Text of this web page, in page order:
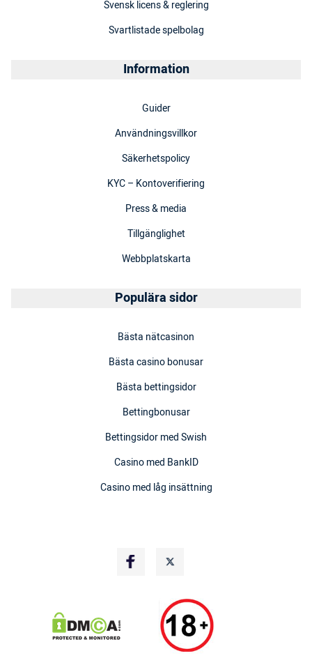
Svensk licens & reglering
Svartlistade spelbolag
Information
Guider
Användningsvillkor
Säkerhetspolicy
KYC – Kontoverifiering
Press & media
Tillgänglighet
Webbplatskarta
Populära sidor
Bästa nätcasinon
Bästa casino bonusar
Bästa bettingsidor
Bettingbonusar
Bettingsidor med Swish
Casino med BankID
Casino med låg insättning